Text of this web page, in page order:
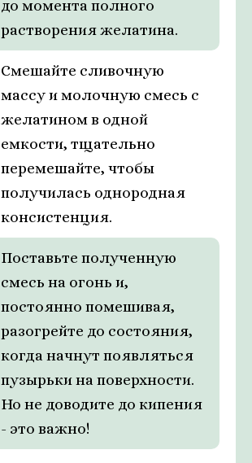
до момента полного
растворения желатина.
Смешайте сливочную
массу и молочную смесь с
желатином в одной
емкости, тщательно
перемешайте, чтобы
получилась однородная
консистенция.
Поставьте полученную
смесь на огонь и,
постоянно помешивая,
разогрейте до состояния,
когда начнут появляться
пузырьки на поверхности.
Но не доводите до кипения
- это важно!